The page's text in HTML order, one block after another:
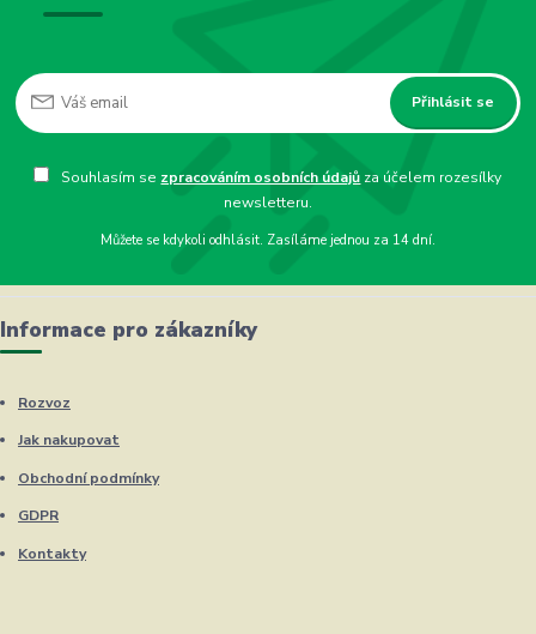
Přihlásit se
Souhlasím se zpracováním osobních údajů za účelem rozesílky
newsletteru.
Můžete se kdykoli odhlásit. Zasíláme jednou za 14 dní.
Informace pro zákazníky
Rozvoz
Jak nakupovat
Obchodní podmínky
GDPR
Kontakty